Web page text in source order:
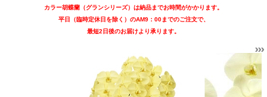
カラー胡蝶蘭（グランシリーズ）は納品までお時間がかかります。
平日（臨時定休日を除く）のAM9：00までのご注文で、
最短2日後のお届けより承ります。